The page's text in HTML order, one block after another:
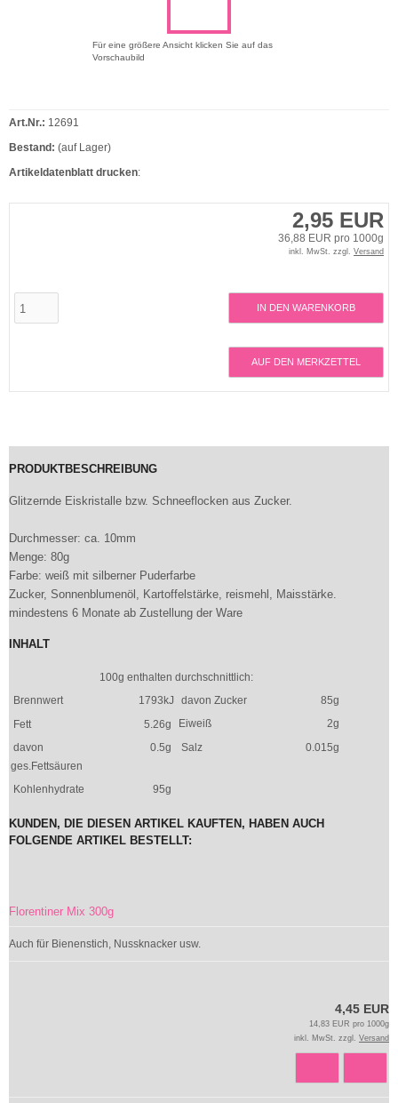
Für eine größere Ansicht klicken Sie auf das
Vorschaubild
2,95 EUR
36,88 EUR pro 1000g
inkl. MwSt. zzgl. Versand
IN DEN WARENKORB
AUF DEN MERKZETTEL
Art.Nr.: 12691
Bestand: (auf Lager)
Artikeldatenblatt drucken:
PRODUKTBESCHREIBUNG
Glitzernde Eiskristalle bzw. Schneeflocken aus Zucker.
Durchmesser: ca. 10mm
Menge: 80g
Farbe: weiß mit silberner Puderfarbe
Zucker, Sonnenblumenöl, Kartoffelstärke, reismehl, Maisstärke.
mindestens 6 Monate ab Zustellung der Ware
INHALT
100g enthalten durchschnittlich:
Brennwert
1793kJ davon Zucker
85g
Fett
5.26g Eiweiß
2g
davon
ges.Fettsäuren
0.5g Salz 0.015g
Kohlenhydrate 95g
KUNDEN, DIE DIESEN ARTIKEL KAUFTEN, HABEN AUCH
FOLGENDE ARTIKEL BESTELLT:
Florentiner Mix 300g
Auch für Bienenstich, Nussknacker usw.
4,45 EUR
14,83 EUR pro 1000g
inkl. MwSt. zzgl. Versand